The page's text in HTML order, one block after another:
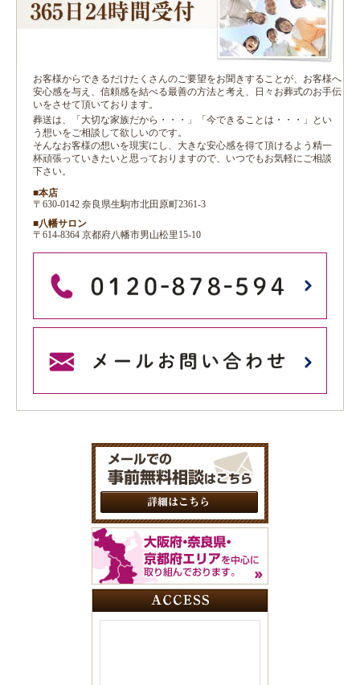
お客様からできるだけたくさんのご要望をお聞きすることが、お客様へ
安心感を与え、信頼感を結べる最善の方法と考え、日々お葬式のお手伝
いをさせて頂いております。
葬送は、「大切な家族だから・・・」「今できることは・・・」とい
う想いをご相談して欲しいのです。
そんなお客様の想いを現実にし、大きな安心感を得て頂けるよう精一
杯頑張っていきたいと思っておりますので、いつでもお気軽にご相談
下さい。
■本店
〒630-0142 奈良県生駒市北田原町2361-3
■八幡サロン
〒614-8364 京都府八幡市男山松里15-10